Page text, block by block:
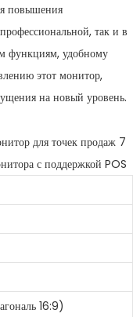
повышения
так и в
функциям, удобному
этот монитор,
на новый уровень.
с поддержкой POS
16:9)